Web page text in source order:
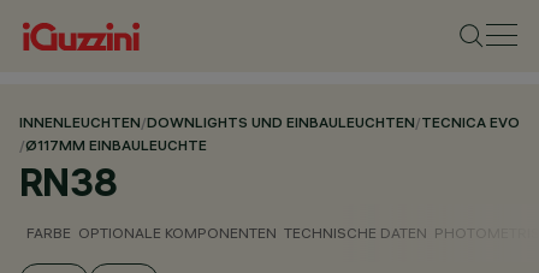
INNENLEUCHTEN/DOWNLIGHTS UND EINBAULEUCHTEN/TECNICA EVO
/Ø117MM EINBAULEUCHTE
RN38
FARBE OPTIONALE KOMPONENTEN TECHNISCHE DATEN